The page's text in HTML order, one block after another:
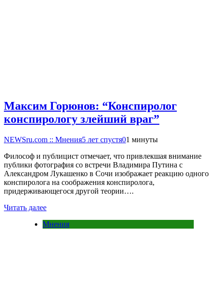
Максим Горюнов: “Конспиролог
конспирологу злейший враг”
NEWSru.com :: Мнения5 лет спустя01 минуты
Философ и публицист отмечает, что привлекшая внимание
публики фотография со встречи Владимира Путина с
Александром Лукашенко в Сочи изображает реакцию одного
конспиролога на соображения конспиролога,
придерживающегося другой теории….
Читать далее
Мнения